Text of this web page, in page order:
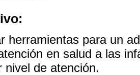
herramientas para un
en salud a las
nivel de atención.